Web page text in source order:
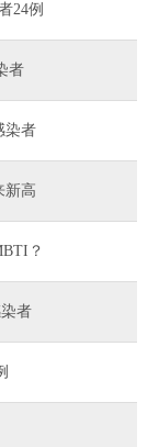
24例
者
染者
新高
？
者